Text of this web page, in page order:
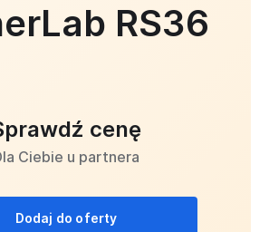
RS36
cenę
Ciebie u partnera
Dodaj do oferty